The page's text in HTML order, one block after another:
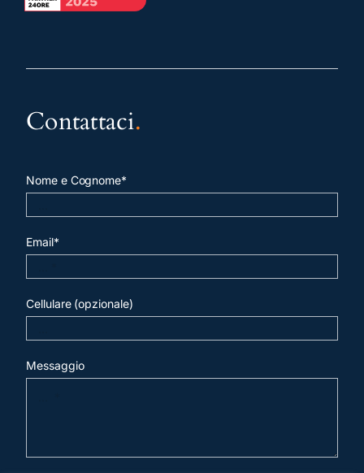
Contattaci.
Nome e Cognome*
Email*
Cellulare (opzionale)
Messaggio